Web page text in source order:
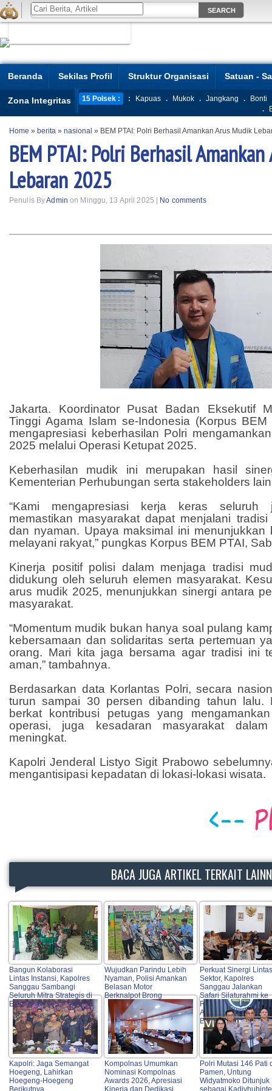
Beranda Sekilas Profil Struktur Organisasi Satuan -
Zona Integritas 15 Polsek : : Kapuas . Mukok . Jangkang .
Bonti
.
Home » berita » nasional » BEM PTAI: Polri Berhasil Amankan Arus Mudik
BEM PTAI: Polri Berhasil
Lebaran 2025
Penulis ByAdmin on Minggu, 13 April 2025 | No comments
Jakarta. Koordinator Pusat Badan Eksekutif
Tinggi Agama Islam se-Indonesia (Korpus
mengapresiasi keberhasilan Polri
2025 melalui Operasi Ketupat 2025.
Keberhasilan mudik ini merupakan hasil
Kementerian Perhubungan serta stakeholders
“Kami mengapresiasi kerja keras seluruh
memastikan masyarakat dapat menjalani
dan nyaman. Upaya maksimal ini menunjukkan
melayani rakyat,” pungkas Korpus BEM PTAI,
Kinerja positif polisi dalam menjaga tradisi
didukung oleh seluruh elemen masyarakat.
arus mudik 2025, menunjukkan sinergi antara
masyarakat.
“Momentum mudik bukan hanya soal pulang
kebersamaan dan solidaritas serta pertemuan
orang. Mari kita jaga bersama agar tradisi ini
aman,” tambahnya.
Berdasarkan data Korlantas Polri, secara
turun sampai 30 persen dibanding tahun lalu.
berkat kontribusi petugas yang
operasi, juga kesadaran masyarakat
meningkat.
Kapolri Jenderal Listyo Sigit Prabowo
mengantisipasi kepadatan di lokasi-lokasi wisata.
BACA JUGA ARTIKEL TERKAIT
Bangun Kolaborasi
Lintas Instansi, Kapolres
Sanggau Sambangi
Seluruh Mitra Strategis di
Entikong
Wujudkan Parindu Lebih
Nyaman, Polisi Amankan
Belasan Motor
Berknalpot Brong
Perkuat Sinergi Lintas
Sektor, Kapolres
Sanggau Jalankan
Safari Silaturahmi ke
Forkopimda, Tokoh
Agama, OPD hingga
Bulog
Kapolri: Jaga Semangat
Hoegeng, Lahirkan
Hoegeng-Hoegeng
Kompolnas Umumkan
Nominasi Kompolnas
Awards 2026, Apresiasi
Polri Mutasi 146 Pati
Pamen, Untung
Widyatmoko Ditunjuk